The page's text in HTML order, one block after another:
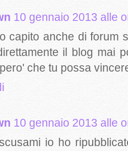
10 gennaio 2013 alle
capito anche di forum
il blog mai
che tu possa
10 gennaio 2013 alle
io ho